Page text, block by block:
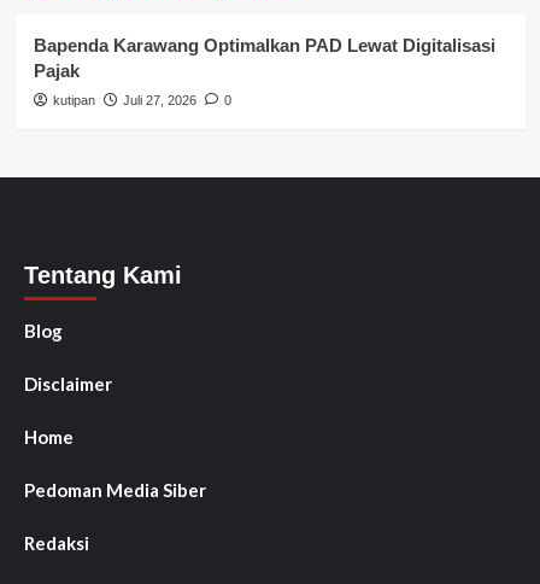
Bapenda Karawang Optimalkan PAD Lewat Digitalisasi
Pajak
kutipan Juli 27, 2026 0
Tentang Kami
Blog
Disclaimer
Home
Pedoman Media Siber
Redaksi